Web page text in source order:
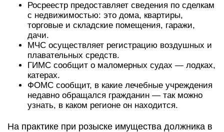
Росреестр предоставляет сведения по сделкам
с недвижимостью: это дома, квартиры,
торговые и складские помещения, гаражи,
дачи.
МЧС осуществляет регистрацию воздушных и
плавательных средств.
ГИМС сообщит о маломерных судах — лодках,
катерах.
ФОМС сообщит, в какие лечебные учреждения
недавно обращался гражданин — так можно
узнать, в каком регионе он находится.
На практике при розыске имущества должника в